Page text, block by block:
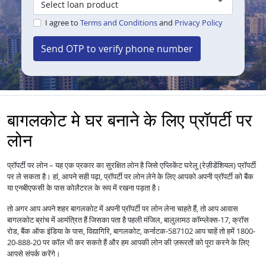
I agree to Terms and Conditionsand Privacy Policy
Send OTP to verify phone number
बागलकोट मे घर बनाने के लिए प्रॉपर्टी पर
लोन
प्रॉपर्टी पर लोन – यह एक प्रकार का सुरक्षित लोन है जिसे एप्लिकेंट घरेलु (रेज़ीडेंशियल) प्रॉपर्टी
पर ले सकता है। हां, आपने सही पढ़ा, प्रॉपर्टी पर लोन लेने के लिए आपको अपनी प्रॉपर्टी को बैंक
या एनबीएफसी के पास कोलैटरल के रूप में रखना पड़ता है।
तो अगर आप अपने शहर बागलकोट में अपनी प्रॉपर्टी पर लोन लेना चाहते हैं, तो आप आवास
बागलकोट ब्रांच में आमंत्रित हैं जिसका पता है पहली मंजिल, बालुलामठ कॉम्प्लेक्स-17, क्रॉस
रोड, बैंक ऑफ इंडिया के पास, विद्यागिरि, बागलकोट, कर्नाटक-587102 आप चाहें तो हमें 1800-
20-888-20 पर कॉल भी कर सकते हैं और हम आपकी लोन की ज़रूरतों को पूरा करने के लिए
आपसे संपर्क करेंगे।